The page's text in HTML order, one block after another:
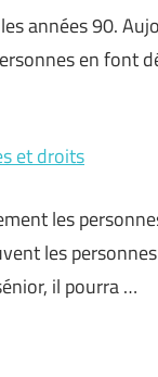
années 90.
en font
et droits
les
les
il pourra …